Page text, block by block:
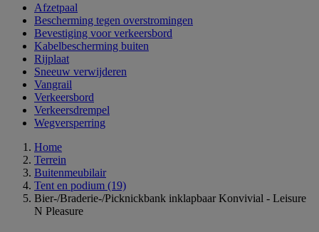
Afzetpaal
Bescherming tegen overstromingen
Bevestiging voor verkeersbord
Kabelbescherming buiten
Rijplaat
Sneeuw verwijderen
Vangrail
Verkeersbord
Verkeersdrempel
Wegversperring
Home
Terrein
Buitenmeubilair
Tent en podium (19)
Bier-/Braderie-/Picknickbank inklapbaar Konvivial - Leisure
N Pleasure